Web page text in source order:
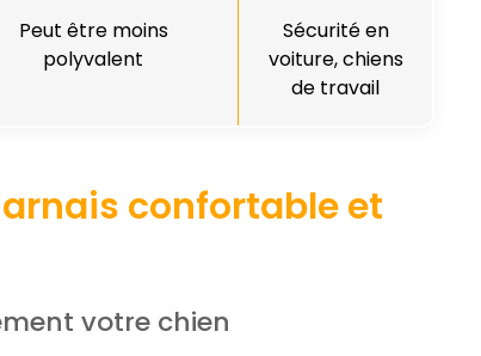
Peut être moins
polyvalent
Sécurité en
voiture, chiens
de travail
confortable et
votre chien